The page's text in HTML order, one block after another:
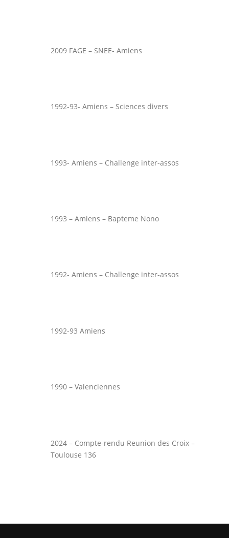
2009 FAGE – SNEE- Amiens
1992-93- Amiens – Sciences divers
1993- Amiens – Challenge inter-assos
1993 – Amiens – Bapteme Nono
1992- Amiens – Challenge inter-assos
1992-93 Amiens
1990 – Valenciennes
2024 – Compte-rendu Reunion des Croix –
Toulouse 136